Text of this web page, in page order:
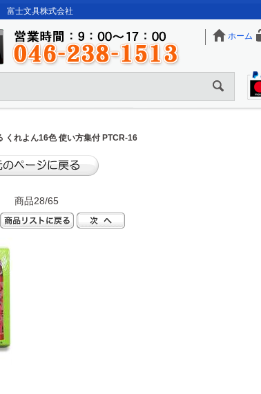
富士文具株式会社
ホーム
くれよん16色 使い方集付 PTCR-16
商品28/65